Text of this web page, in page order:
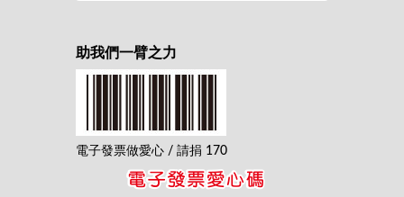
助我們一臂之力
電子發票做愛心 / 請捐 170